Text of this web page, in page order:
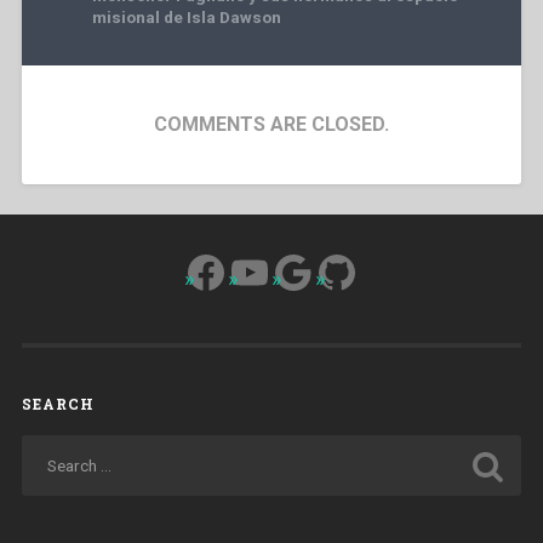
misional de Isla Dawson
COMMENTS ARE CLOSED.
Facebook
YouTube
Google
GitHub
SEARCH